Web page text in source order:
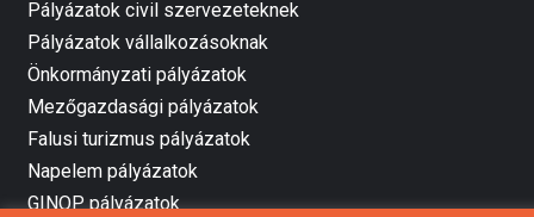
Pályázatok civil szervezeteknek
Pályázatok vállalkozásoknak
Önkormányzati pályázatok
Mezőgazdasági pályázatok
Falusi turizmus pályázatok
Napelem pályázatok
GINOP pályázatok